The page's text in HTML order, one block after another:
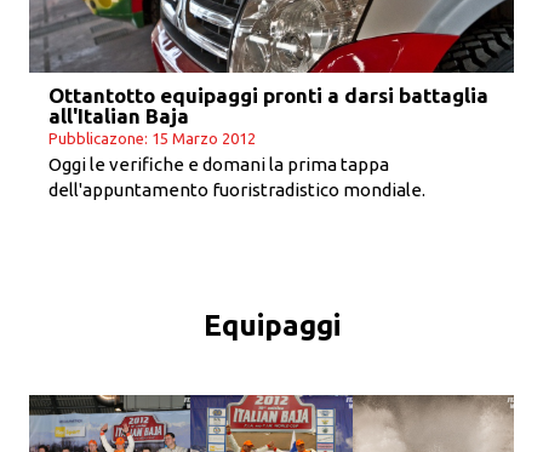
Ottantotto equipaggi pronti a darsi battaglia
all'Italian Baja
Pubblicazone: 15 Marzo 2012
Oggi le verifiche e domani la prima tappa
dell'appuntamento fuoristradistico mondiale.
Equipaggi